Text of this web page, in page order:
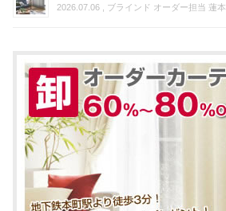
2026.07.06 , ブラインド オーダー担当 蓮本